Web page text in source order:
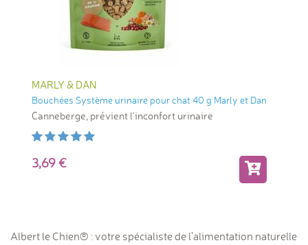
MARLY & DAN
Bouchées Système urinaire pour chat 40 g Marly et Dan
Canneberge, prévient l'inconfort urinaire
3,69
Albert le Chien® : votre spécialiste de l'alimentation naturelle